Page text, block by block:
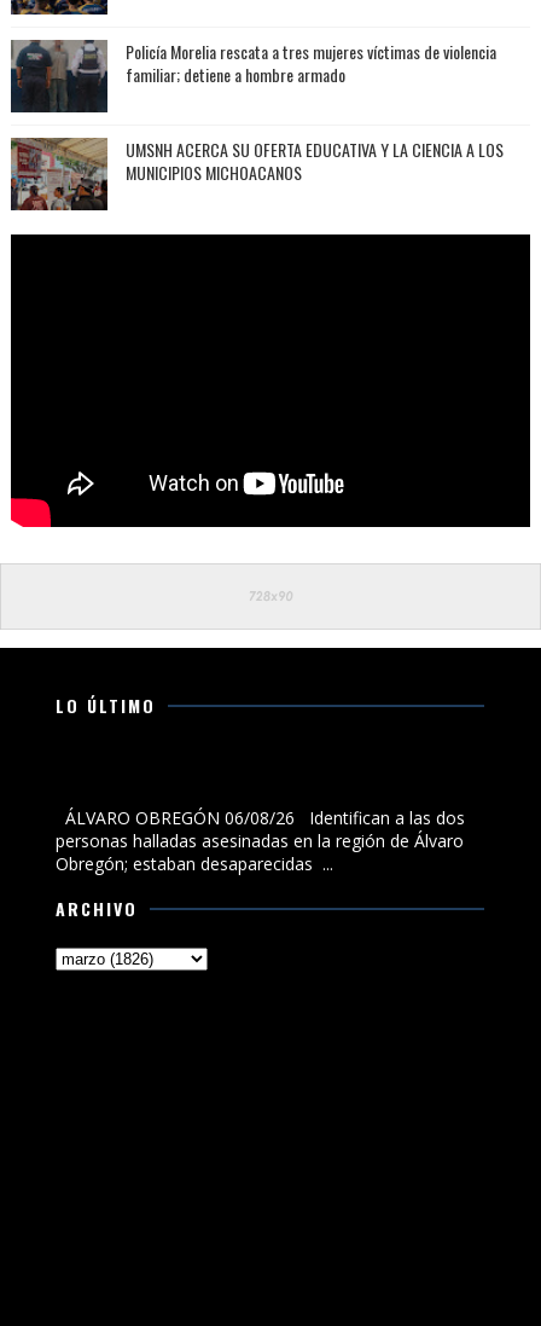
Policía Morelia rescata a tres mujeres víctimas de violencia
familiar; detiene a hombre armado
UMSNH ACERCA SU OFERTA EDUCATIVA Y LA CIENCIA A LOS
MUNICIPIOS MICHOACANOS
LO ÚLTIMO
ÁLVARO OBREGÓN 06/08/26 Identifican a las dos
personas halladas asesinadas en la región de Álvaro
Obregón; estaban desaparecidas ...
ARCHIVO